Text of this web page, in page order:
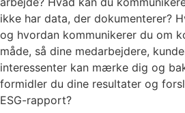
ikke har data, der dokumenterer?
og hvordan kommunikerer du om
måde, så dine medarbejdere,
interessenter kan mærke dig og
formidler du dine resultater og
ESG-rapport?